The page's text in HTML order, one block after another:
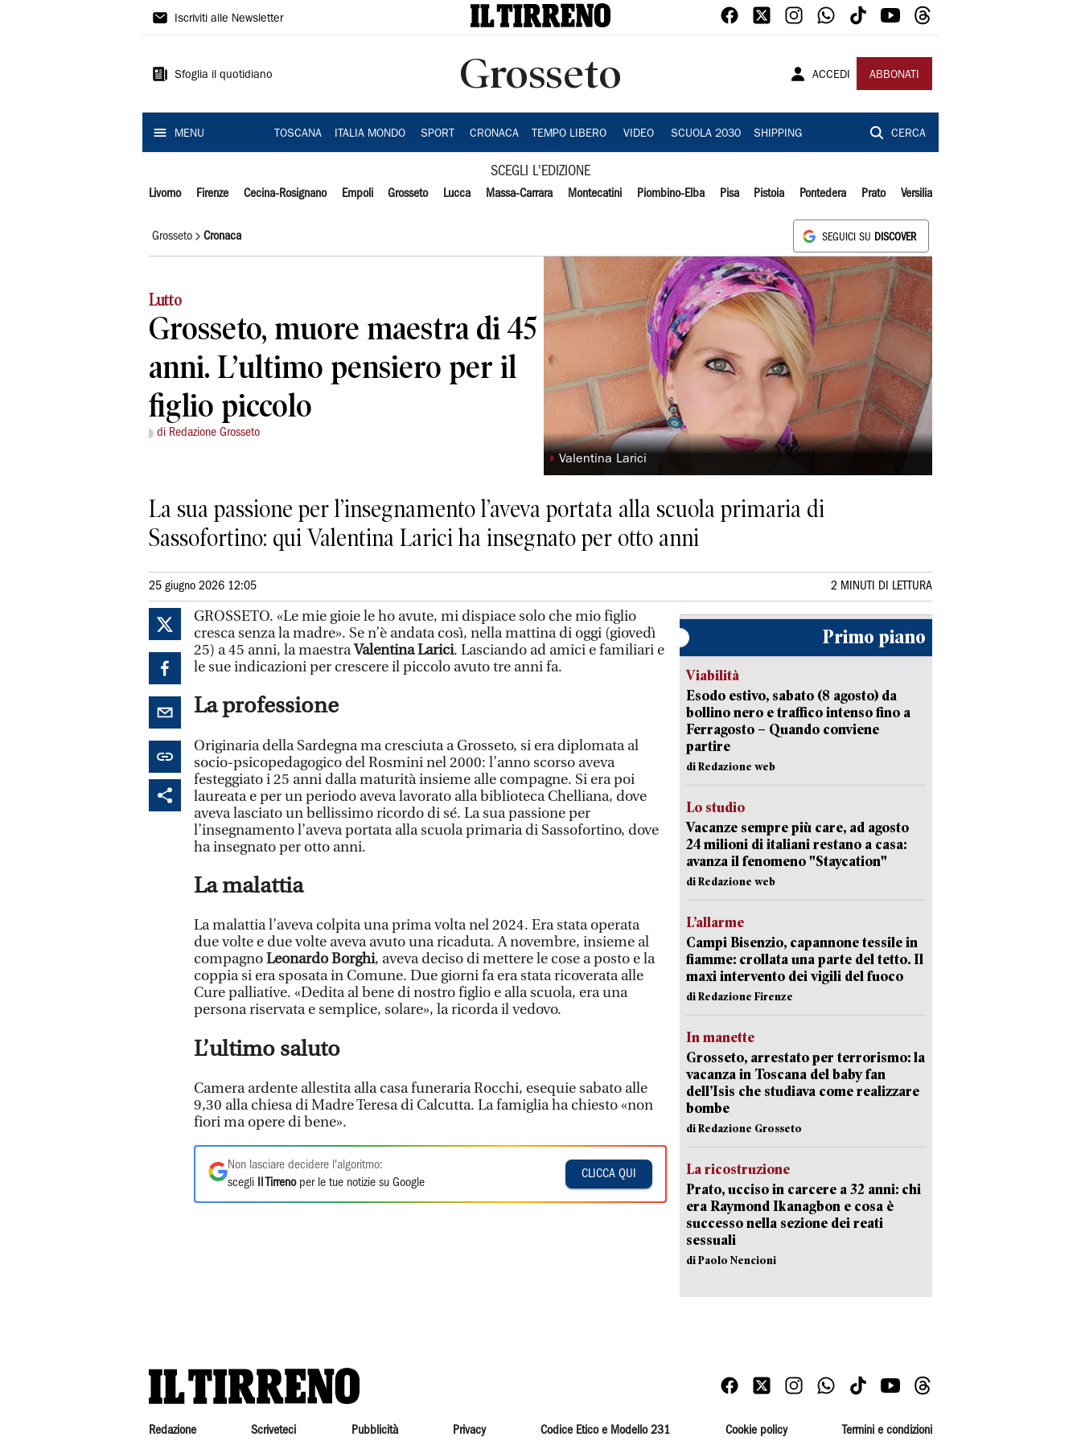
Il
Iscriviti alle Newsletter
Sfoglia il quotidiano Grosseto ACCEDI ABBONATI
MENU TOSCANA ITALIA MONDO SPORT CRONACA TEMPO LIBERO VIDEO SCUOLA 2030 SHIPPING CERCA
SCEGLI L'EDIZIONE
Livorno Firenze Cecina-Rosignano Empoli Grosseto Lucca Massa-Carrara Montecatini Piombino-Elba Pisa Pistoia Pontedera Prato Versilia
Grosseto Cronaca SEGUICI SU DISCOVER
Lutto
Grosseto, muore maestra di 45
anni. L’ultimo pensiero per il
figlio piccolo
di Redazione Grosseto
◗ Valentina Larici
La sua passione per l’insegnamento l’aveva portata alla scuola primaria di
Sassofortino: qui Valentina Larici ha insegnato per otto anni
25 giugno 2026 12:05 2 MINUTI DI LETTURA
GROSSETO. «Le mie gioie le ho avute, mi dispiace solo che mio figlio
cresca senza la madre». Se n’è andata così, nella mattina di oggi (giovedì
25) a 45 anni, la maestraValentina Larici. Lasciando ad amici e familiari e
le sue indicazioni per crescere il piccolo avuto tre anni fa.
La professione
Originaria della Sardegna ma cresciuta a Grosseto, si era diplomata al
socio-psicopedagogico del Rosmini nel 2000: l’anno scorso aveva
festeggiato i 25 anni dalla maturità insieme alle compagne. Si era poi
laureata e per un periodo aveva lavorato alla biblioteca Chelliana, dove
aveva lasciato un bellissimo ricordo di sé. La sua passione per
l’insegnamento l’aveva portata alla scuola primaria di Sassofortino, dove
ha insegnato per otto anni.
La malattia
La malattia l’aveva colpita una prima volta nel 2024. Era stata operata
due volte e due volte aveva avuto una ricaduta. A novembre, insieme al
compagnoLeonardo Borghi, aveva deciso di mettere le cose a posto e la
coppia si era sposata in Comune. Due giorni fa era stata ricoverata alle
Cure palliative. «Dedita al bene di nostro figlio e alla scuola, era una
persona riservata e semplice, solare», la ricorda il vedovo.
L’ultimo saluto
Camera ardente allestita alla casa funeraria Rocchi, esequie sabato alle
9,30 alla chiesa di Madre Teresa di Calcutta. La famiglia ha chiesto «non
fiori ma opere di bene».
Non lasciare decidere l'algoritmo:
scegli
Il Tirrenoper le tue notizie su Google
CLICCA QUI
Primo piano
Viabilità
Esodo estivo, sabato (8 agosto) da
bollino nero e traffico intenso fino a
Ferragosto – Quando conviene
partire
di Redazione web
Lo studio
Vacanze sempre più care, ad agosto
24 milioni di italiani restano a casa:
avanza il fenomeno "Staycation"
di Redazione web
L’allarme
Campi Bisenzio, capannone tessile in
fiamme: crollata una parte del tetto. Il
maxi intervento dei vigili del fuoco
di Redazione Firenze
In manette
Grosseto, arrestato per terrorismo: la
vacanza in Toscana del baby fan
dell’Isis che studiava come realizzare
bombe
di Redazione Grosseto
La ricostruzione
Prato, ucciso in carcere a 32 anni: chi
era Raymond Ikanagbon e cosa è
successo nella sezione dei reati
sessuali
di Paolo Nencioni
Redazione Scriveteci Pubblicità Privacy Codice Etico e Modello 231 Cookie policy Termini e condizioni